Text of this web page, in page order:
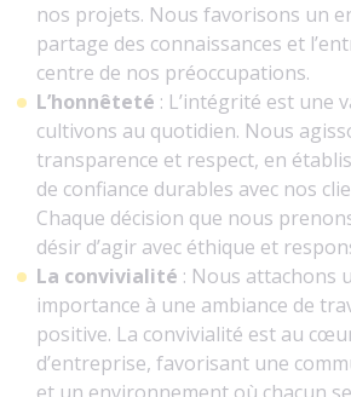
nos projets. Nous favorisons un
partage des connaissances et
centre de nos préoccupations.
L’honnêteté : L’intégrité est une
cultivons au quotidien. Nous
transparence et respect, en
de confiance durables avec nos
Chaque décision que nous
désir d’agir avec éthique et
La convivialité : Nous attachons
importance à une ambiance de
positive. La convivialité est au
d’entreprise, favorisant une